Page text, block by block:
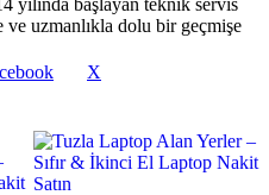
yılında başlayan teknik servis
uzmanlıkla dolu bir geçmişe
X